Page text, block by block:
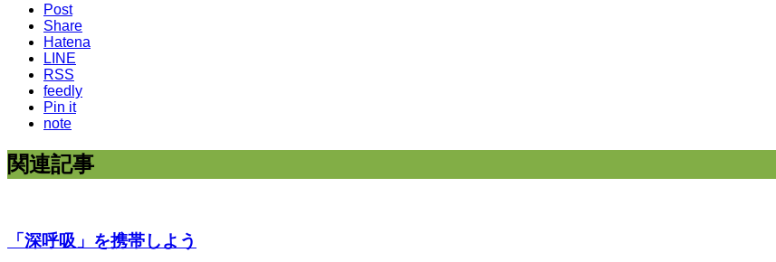
Post
Share
Hatena
LINE
RSS
feedly
Pin it
note
関連記事
「深呼吸」を携帯しよう